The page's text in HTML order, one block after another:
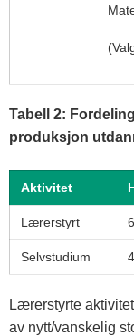
Tabell 2:
produksjon
Aktivitet
Lærerstyrt
Selvstudium
Lærerstyrte
av nytt/vanskelig